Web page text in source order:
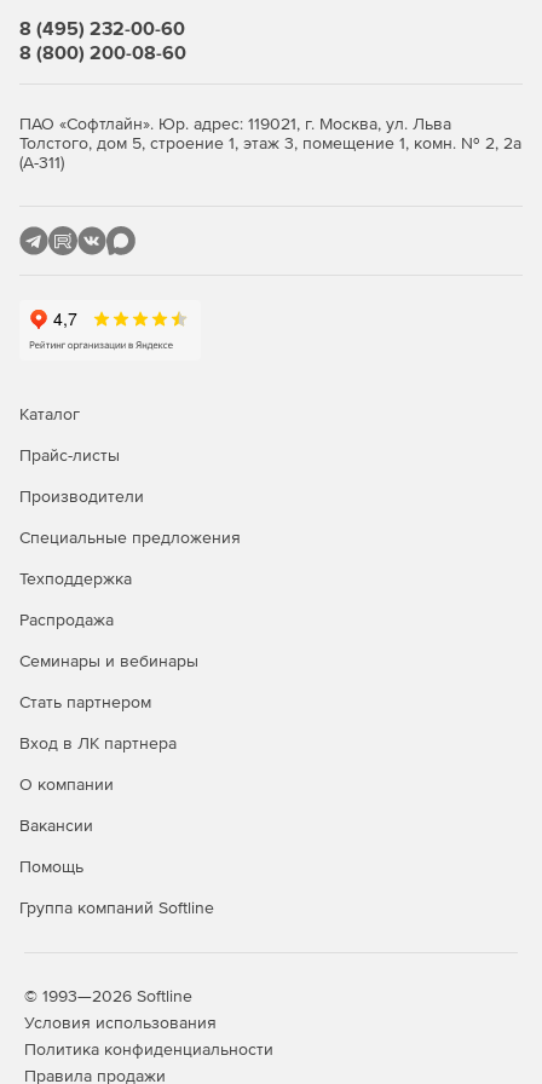
Окно «Локальная смета»
Переключение метода расчета: базисно-индексный,
Задание и редактирование формул расчета объема и
стоимости.
Пересчет сметы и акта из справочников.
Окно «Акт выполненных работ»
Задание общего процента выполнения по всей смете
Графическое отображение закрытия по каждой
Дополнительные возможности
Редактор стандартных сметных отчетов.
Фильтр во всех справочниках.
Автоматический расчет массы строительного мусора
8 (495) 232-00-60
8 (800) 200-08-60
ПАО «Софтлайн». Юр. адрес: 119021, г. Москва, ул. Льва
Толстого, дом 5, строение 1, этаж 3, помещение 1, комн. № 2, 2а
(А-311)
Каталог
Прайс-листы
Производители
Специальные предложения
Техподдержка
Распродажа
Семинары и вебинары
Стать партнером
Вход в ЛК партнера
О компании
Вакансии
Помощь
Группа компаний Softline
© 1993—2026 Softline
Условия использования
Политика конфиденциальности
Правила продажи